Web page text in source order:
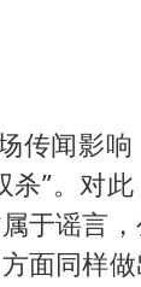
白海豚北上或
疆一婚礼线
国第1高楼
传闻影
”。对此
于谣言
面同样